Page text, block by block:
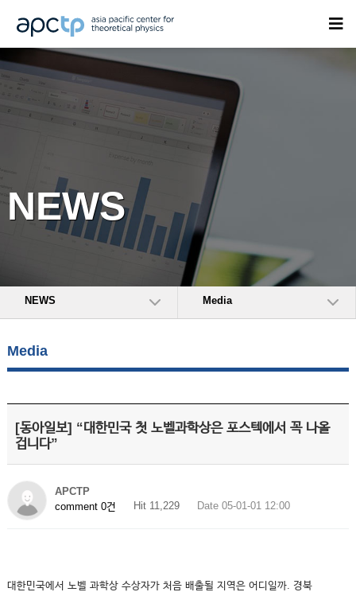
NEWS
NEWS Media
Media
[동아일보] “대한민국 첫 노벨과학상은 포스텍에서 꼭 나올
겁니다”
APCTP
comment 0건
Hit 11,229 Date 05-01-01 12:00
대한민국에서 노벨 과학상 수상자가 처음 배출될 지역은 어디일까. 경북